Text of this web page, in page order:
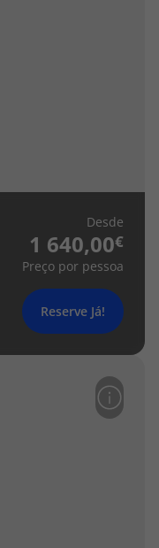
Desde
1 640,00
Preço por pessoa
Reserve Já!